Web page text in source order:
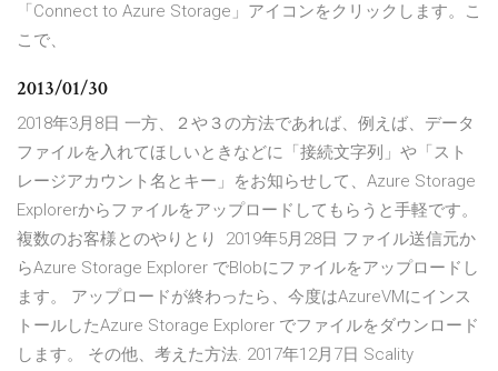
「Connect to Azure Storage」アイコンをクリックします。こ
こで、
2013/01/30
2018年3月8日 一方、２や３の方法であれば、例えば、データ
ファイルを入れてほしいときなどに「接続文字列」や「スト
レージアカウント名とキー」をお知らせして、Azure Storage
Explorerからファイルをアップロードしてもらうと手軽です。
複数のお客様とのやりとり 2019年5月28日 ファイル送信元か
らAzure Storage Explorer でBlobにファイルをアップロードし
ます。 アップロードが終わったら、今度はAzureVMにインス
トールしたAzure Storage Explorer でファイルをダウンロード
します。 その他、考えた方法. 2017年12月7日 Scality